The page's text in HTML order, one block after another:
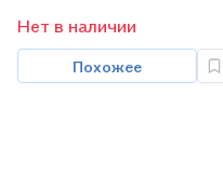
Нет в наличии
Похожее